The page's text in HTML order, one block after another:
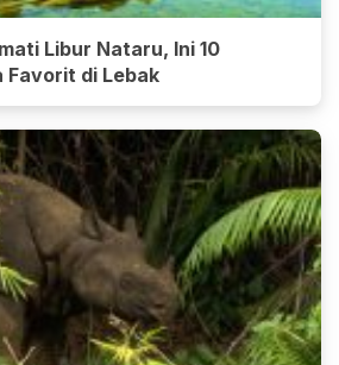
Libur Nataru, Ini 10
Favorit di Lebak